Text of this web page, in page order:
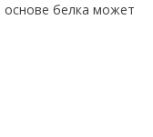
белка может